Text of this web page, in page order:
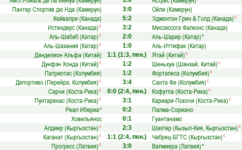
Пантер Спортив дю Нда (Камерун)
3:0
Ойли (Камерун)
Кейвалри (Канада)
5:2 Эдмонтон Грин & Голд (Канада) с
Истендерс (Канада) с 3:2
Миссиссога Фалконс (Канада)
Аль-Шабаб (Катар) с 2:0 Аль-Шарир (Катар)*
Аль-Шахания (Катар) с 1:0
Аль-Иттифак (Катар)
Данделион Альфа (Китай)
1:1 (1:3, пен.) Ятай (Китай) с
Дунфэн Хонда (Китай) с 1:2 Шеньхуа (Шанхай, Китай) с
Патриотас (Колумбия) 1:2 Форталеса (Колумбия) с
Депортиво (Перейра, Колумбия) с 3:4 Санта Фе (Колумбия) с
Сарчи (Коста-Рика) с 0:0 (2:4, пен.) Кофутпа (Коста-Рика) с
Пунтаренас (Коста-Рика) с 3:1 Кариари-Покочи (Коста-Рика) с
Реал Ибериа* 0:2
Палма-Сориано
Ховельянос
0:1
Гуантанамо
Алдиер (Кыргызстан) с 2:3 Шахтер (Кызыл-Кия, Кыргызстан) с
Каганат (Кыргызстан) с 1:1 (2:4, пен.) Чабрец-БГТС (Кыргызстан) с
Прогресс (Латвия) с 3:0 Валмиера (Латвия)*